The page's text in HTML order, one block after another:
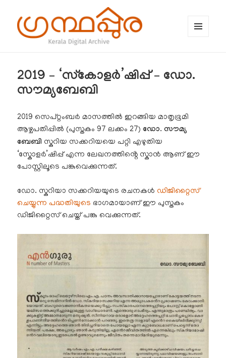
2019 – ‘സ്കോളർ’ഷിപ്പ് – ഡോ.
സൗമ്യബേബി
2019 സെപ്റ്റംബർ മാസത്തിൽ ഇറങ്ങിയ മാതൃഭൂമി
ആഴ്ചപതിപ്പിൽ (പുസ്തകം 97 ലക്കം 27)ഡോ. സൗമ്യ
ബേബി സ്കറിയ സക്കറിയയെ പറ്റി എഴുതിയ
‘സ്കോളർ’ഷിപ്പ് എന്ന ലേഖനത്തിൻ്റെ സ്കാൻ ആണ് ഈ
പോസ്റ്റിലൂടെ പങ്കുവെക്കുന്നത്.
ഡോ. സ്കറിയാ സക്കറിയയുടെ രചനകൾ ഡിജിറ്റൈസ്
ചെയ്യുന്ന പദ്ധതിയുടെ ഭാഗമായാണ് ഈ പുസ്തകം
ഡിജിറ്റൈസ് ചെയ്ത് പങ്കു വെക്കുന്നത്.